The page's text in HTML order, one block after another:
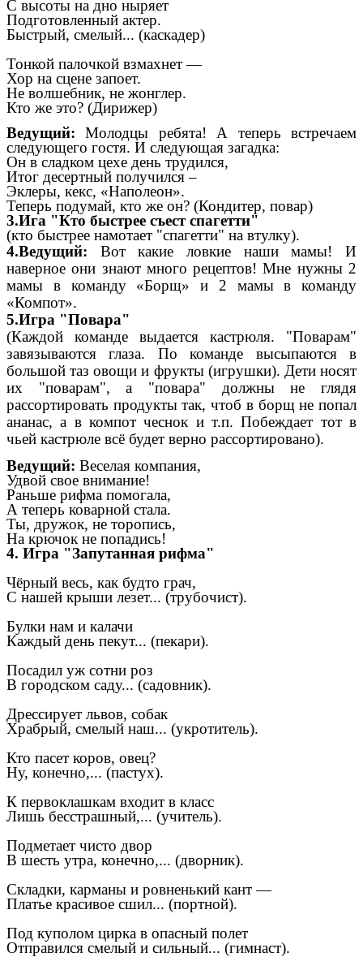
С высоты на дно ныряет
Подготовленный актер.
Быстрый, смелый... (каскадер)
Тонкой палочкой взмахнет —
Хор на сцене запоет.
Не волшебник, не жонглер.
Кто же это? (Дирижер)
Ведущий:Молодцы ребята! А теперь
встречаем
следующего гостя. И следующая загадка:
Он в сладком цехе день трудился,
Итог десертный получился –
Эклеры, кекс, «Наполеон».
Теперь подумай, кто же он? (Кондитер, повар)
3.Ига "Кто быстрее съест спагетти"
(кто быстрее намотает "спагетти" на втулку).
4.Ведущий: Вот какие ловкие наши мамы! И
наверное они знают много рецептов! Мне нужны 2
мамы в команду «Борщ» и 2 мамы в команду
«Компот».
5.Игра "Повара"
(Каждой команде выдается кастрюля. "Поварам"
завязываются глаза. По команде высыпаются в
большой таз овощи и фрукты (игрушки). Дети носят
их "поварам", а "повара" должны не глядя
рассортировать продукты так, чтоб в борщ не попал
ананас, а в компот чеснок и т.п.Побеждает тот в
чьей кастрюле всё будет верно рассортировано).
Ведущий: Веселая компания,
Удвой свое внимание!
Раньше рифма помогала,
А теперь коварной стала.
Ты, дружок, не торопись,
На крючок не попадись!
4. Игра "Запутанная рифма"
Чёрный весь, как будто грач,
С нашей крыши лезет... (трубочист).
Булки нам и калачи
Каждый день пекут... (пекари).
Посадил уж сотни роз
В городском саду... (садовник).
Дрессирует львов, собак
Храбрый, смелый наш... (укротитель).
Кто пасет коров, овец?
Ну, конечно,... (пастух).
К первоклашкам входит в класс
Лишь бесстрашный,... (учитель).
Подметает чисто двор
В шесть утра, конечно,... (дворник).
Складки, карманы и ровненький кант —
Платье красивое сшил... (портной).
Под куполом цирка в опасный полет
Отправился смелый и сильный... (гимнаст).